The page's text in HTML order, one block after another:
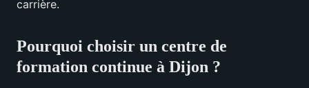
carrière.
Pourquoi choisir un centre de
formation continue à Dijon ?